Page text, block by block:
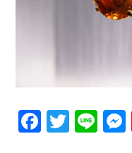
FacebookTwitterLine